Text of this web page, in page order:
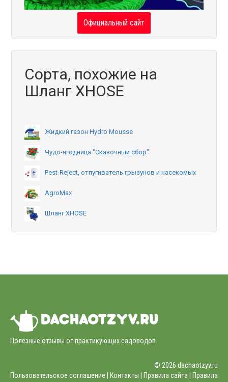
Официальный сайт
Сорта, похожие на
Шланг XHOSE
Жидкий газон Hydro Mousse
Чудо-ягодница "Сказочный сбор"
Pest-Reject, отпугиватель грызунов и насекомых
AgroMax
Шланг XHOSE
Полезные отзывы от практикующих садоводов
© 2026 dachaotzyv.ru
Пользовательское соглашение |
Контакты Правила сайта
Правила